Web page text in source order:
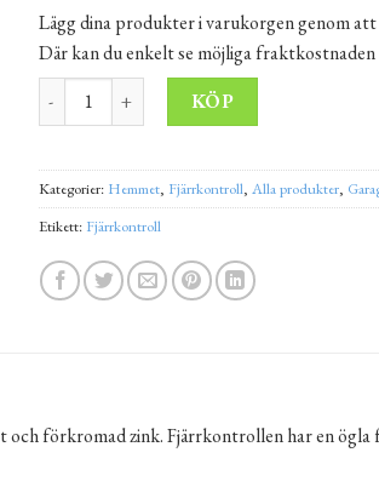
Lägg dina produkter i varukorgen genom
Där kan du enkelt se möjliga
Fjärrkontroll HSE 4 BS Silver mängd
KÖP
Kategorier: Hemmet, Fjärrkontroll, Alla produkter,
Etikett: Fjärrkontroll
förkromad zink. Fjärrkontrollen har en ögla